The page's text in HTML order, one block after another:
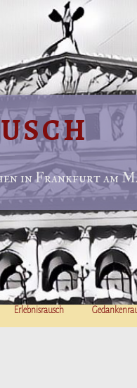
in Frankfurt am
Erlebnisrausch